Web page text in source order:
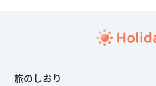
旅のしおり